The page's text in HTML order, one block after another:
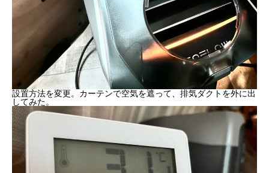
設置方法を変更。カーテンで空気を遮って、排気ダクトを外に出
してみた。